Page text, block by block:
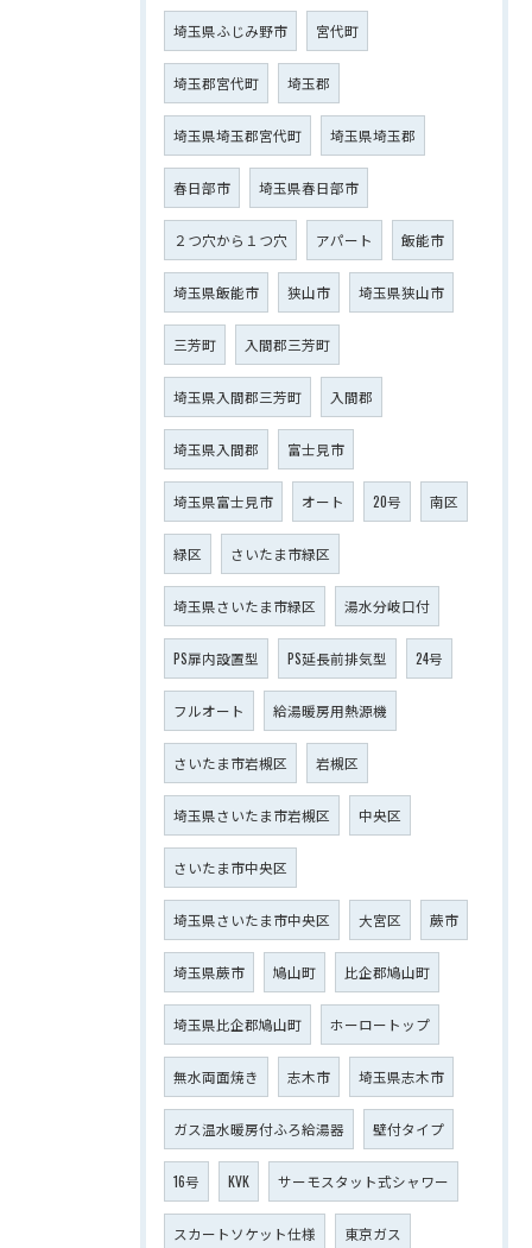
埼玉県ふじみ野市 宮代町
埼玉郡宮代町 埼玉郡
埼玉県埼玉郡宮代町 埼玉県埼玉郡
春日部市 埼玉県春日部市
２つ穴から１つ穴 アパート 飯能市
埼玉県飯能市 狭山市 埼玉県狭山市
三芳町 入間郡三芳町
埼玉県入間郡三芳町 入間郡
埼玉県入間郡 富士見市
埼玉県富士見市 オート 20号 南区
緑区 さいたま市緑区
埼玉県さいたま市緑区 湯水分岐口付
PS扉内設置型 PS延長前排気型 24号
フルオート 給湯暖房用熱源機
さいたま市岩槻区 岩槻区
埼玉県さいたま市岩槻区 中央区
さいたま市中央区
埼玉県さいたま市中央区 大宮区 蕨市
埼玉県蕨市 鳩山町 比企郡鳩山町
埼玉県比企郡鳩山町 ホーロートップ
無水両面焼き 志木市 埼玉県志木市
ガス温水暖房付ふろ給湯器 壁付タイプ
16号 KVK サーモスタット式シャワー
スカートソケット仕様 東京ガス